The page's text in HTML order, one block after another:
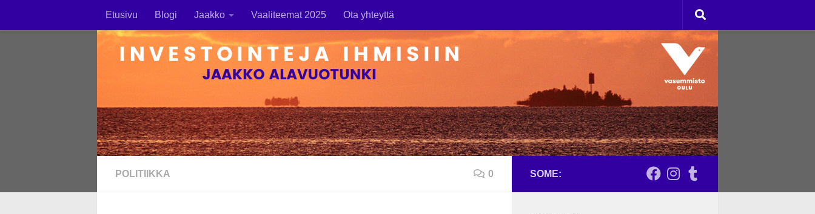
Etusivu Blogi Jaakko Vaaliteemat 2025 Ota yhteyttä
POLITIIKKA 0 SOME: